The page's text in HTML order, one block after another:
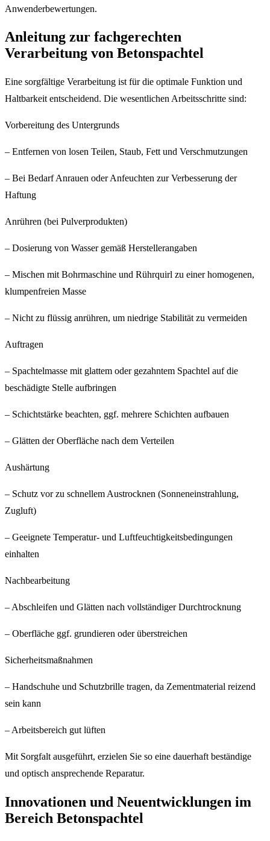
Anwenderbewertungen.
Anleitung zur fachgerechten
Verarbeitung von Betonspachtel
Eine sorgfältige Verarbeitung ist für die optimale Funktion und
Haltbarkeit entscheidend. Die wesentlichen Arbeitsschritte sind:
Vorbereitung des Untergrunds
– Entfernen von losen Teilen, Staub, Fett und Verschmutzungen
– Bei Bedarf Anrauen oder Anfeuchten zur Verbesserung der
Haftung
Anrühren (bei Pulverprodukten)
– Dosierung von Wasser gemäß Herstellerangaben
– Mischen mit Bohrmaschine und Rührquirl zu einer homogenen,
klumpenfreien Masse
– Nicht zu flüssig anrühren, um niedrige Stabilität zu vermeiden
Auftragen
– Spachtelmasse mit glattem oder gezahntem Spachtel auf die
beschädigte Stelle aufbringen
– Schichtstärke beachten, ggf. mehrere Schichten aufbauen
– Glätten der Oberfläche nach dem Verteilen
Aushärtung
– Schutz vor zu schnellem Austrocknen (Sonneneinstrahlung,
Zugluft)
– Geeignete Temperatur- und Luftfeuchtigkeitsbedingungen
einhalten
Nachbearbeitung
– Abschleifen und Glätten nach vollständiger Durchtrocknung
– Oberfläche ggf. grundieren oder überstreichen
Sicherheitsmaßnahmen
– Handschuhe und Schutzbrille tragen, da Zementmaterial reizend
sein kann
– Arbeitsbereich gut lüften
Mit Sorgfalt ausgeführt, erzielen Sie so eine dauerhaft beständige
und optisch ansprechende Reparatur.
Innovationen und Neuentwicklungen im
Bereich Betonspachtel